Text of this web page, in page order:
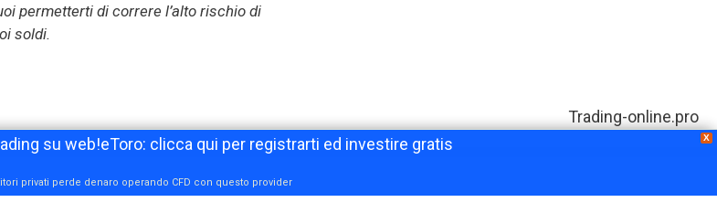
permetterti di correre l’alto rischio di
soldi.
Trading-online.pro
X
su web!eToro: clicca qui per registrarti ed investire gratis
privati perde denaro operando CFD con questo provider